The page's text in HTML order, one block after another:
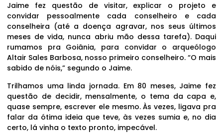
Jaime fez questão de visitar, explicar o projeto e
convidar pessoalmente cada conselheiro e cada
conselheira (até a doença agravar, nos seus últimos
meses de vida, nunca abriu mão dessa tarefa). Daqui
rumamos pra Goiânia, para convidar o arqueólogo
Altair Sales Barbosa, nosso primeiro conselheiro. “O mais
sabido de nóis,” segundo o Jaime.
Trilhamos uma linda jornada. Em 80 meses, Jaime fez
questão de decidir, mensalmente, o tema da capa e,
quase sempre, escrever ele mesmo. Às vezes, ligava pra
falar da ótima ideia que teve, às vezes sumia e, no dia
certo, lá vinha o texto pronto, impecável.